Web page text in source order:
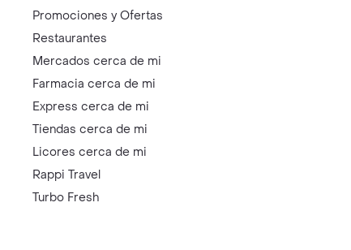
Promociones y Ofertas
Restaurantes
Mercados cerca de mi
Farmacia cerca de mi
Express cerca de mi
Tiendas cerca de mi
Licores cerca de mi
Rappi Travel
Turbo Fresh